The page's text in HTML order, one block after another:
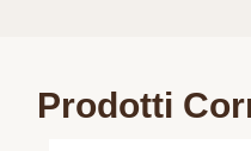
Prodotti